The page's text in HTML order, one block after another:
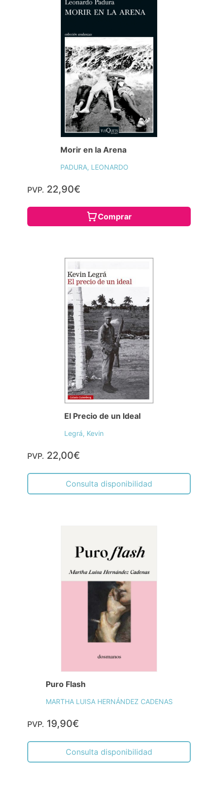
Morir en la Arena
PADURA, LEONARDO
PVP. 22,90€
Comprar
El Precio de un Ideal
Legrá, Kevin
PVP. 22,00€
Consulta disponibilidad
Puro Flash
MARTHA LUISA HERNÁNDEZ CADENAS
PVP. 19,90€
Consulta disponibilidad